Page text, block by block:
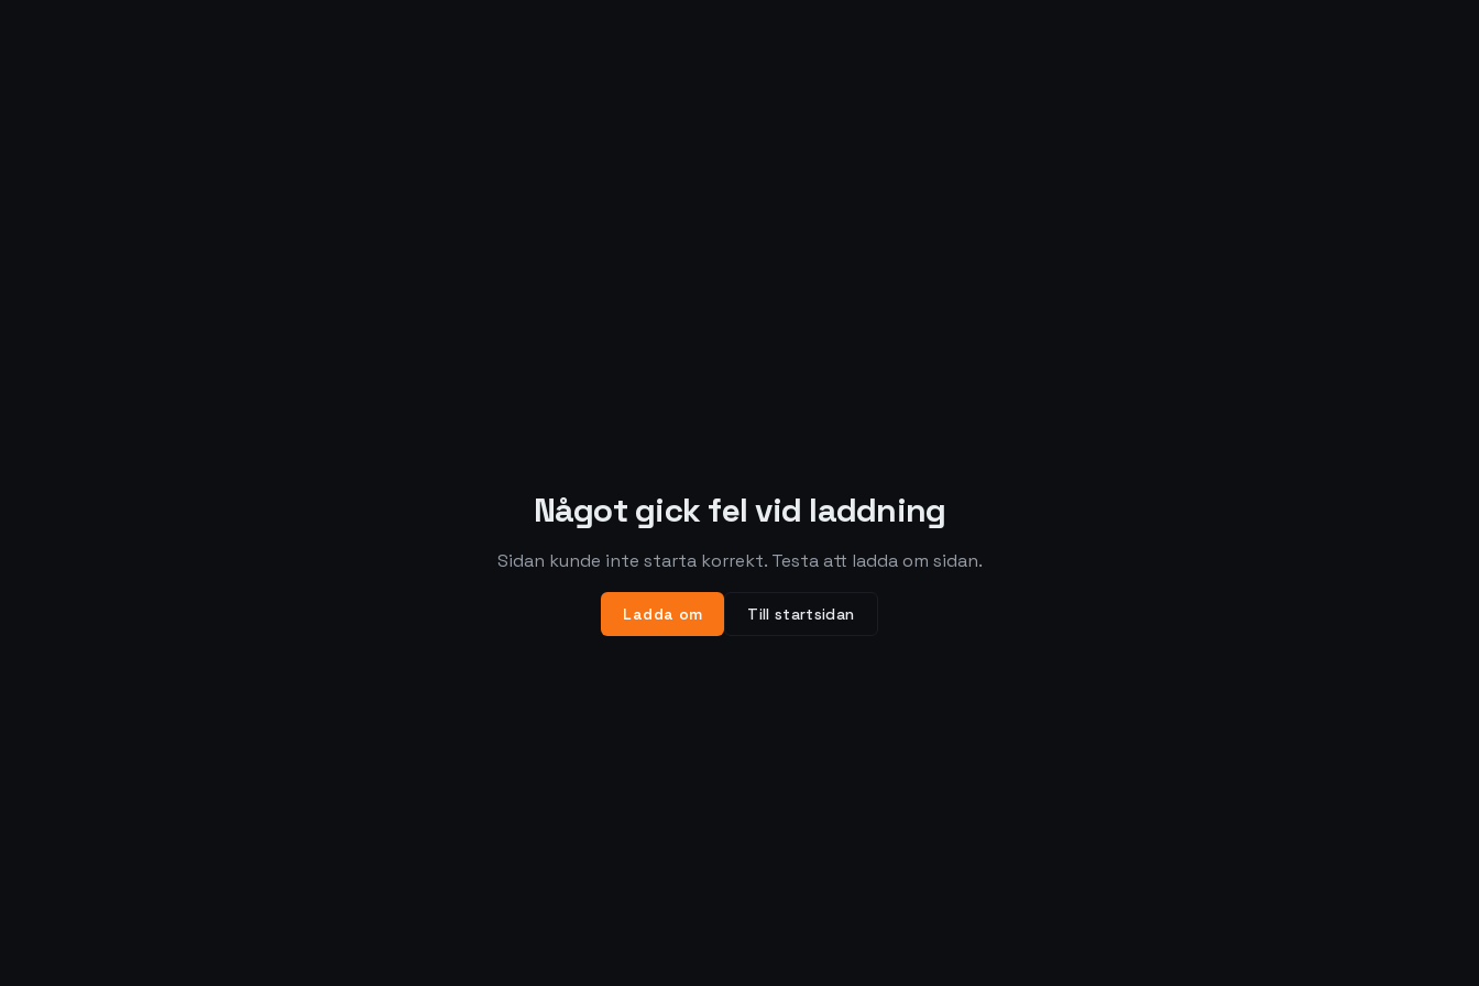
Något gick fel vid laddning
Sidan kunde inte starta korrekt. Testa att ladda om sidan.
Ladda om Till startsidan